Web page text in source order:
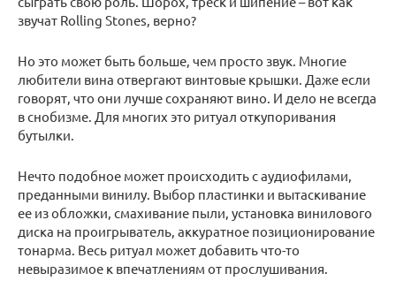
звучат Rolling Stones, верно?
Но это может быть больше, чем просто звук. Многие
любители вина отвергают винтовые крышки. Даже если
говорят, что они лучше сохраняют вино. И дело не всегда
в снобизме. Для многих это ритуал откупоривания
бутылки.
Нечто подобное может происходить с аудиофилами,
преданными винилу. Выбор пластинки и вытаскивание
ее из обложки, смахивание пыли, установка винилового
диска на проигрыватель, аккуратное позиционирование
тонарма. Весь ритуал может добавить что-то
невыразимое к впечатлениям от прослушивания.